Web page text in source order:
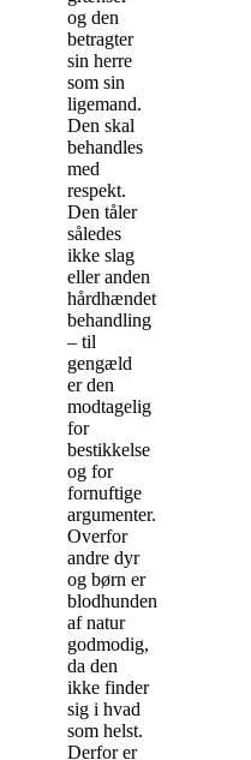
og den
betragter
sin herre
som sin
ligemand.
Den skal
behandles
med
respekt.
Den tåler
således
ikke slag
eller anden
hårdhændet
behandling
– til
gengæld
er den
modtagelig
for
bestikkelse
og for
fornuftige
argumenter.
Overfor
andre dyr
og børn er
blodhunden
af natur
godmodig,
da den
ikke finder
sig i hvad
som helst.
Derfor er